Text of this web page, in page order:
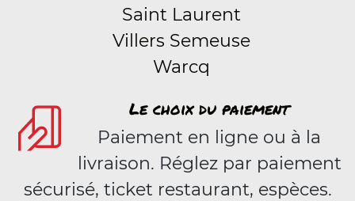
Saint Laurent
Villers Semeuse
Warcq
Le choix du paiement
Paiement en ligne ou à la
livraison. Réglez par paiement
sécurisé, ticket restaurant, espèces.